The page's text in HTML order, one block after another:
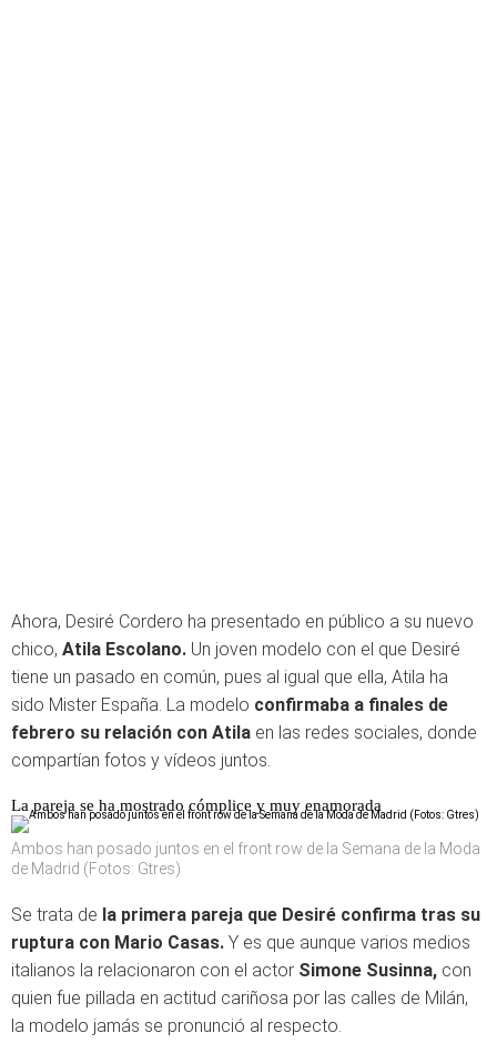
Ahora, Desiré Cordero ha presentado en público a su nuevo
chico, Atila Escolano. Un joven modelo con el que Desiré
tiene un pasado en común, pues al igual que ella, Atila ha
sido Mister España. La modelo confirmaba a finales de
febrero su relación con Atila en las redes sociales, donde
compartían fotos y vídeos juntos.
La pareja se ha mostrado cómplice y muy enamorada
Ambos han posado juntos en el front row de la Semana de la Moda
de Madrid (Fotos: Gtres)
Se trata de la primera pareja que Desiré confirma tras su
ruptura con Mario Casas. Y es que aunque varios medios
italianos la relacionaron con el actor Simone Susinna, con
quien fue pillada en actitud cariñosa por las calles de Milán,
la modelo jamás se pronunció al respecto.